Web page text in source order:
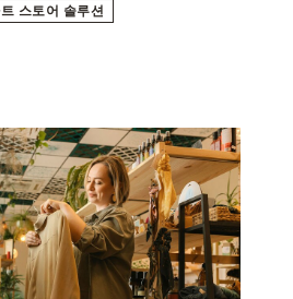
스토어 솔루션